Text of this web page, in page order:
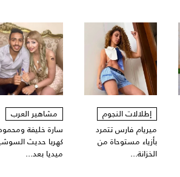
إطلالات النجوم
ميريام فارس تتمرد
بأزياء مستوحاة من
الخزانة...
مشاهير العرب
سارة خليفة
كهربا حديث
ميديا بعد...